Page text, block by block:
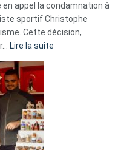
appel la condamnation à
sportif Christophe
Cette décision,
Lire la suite